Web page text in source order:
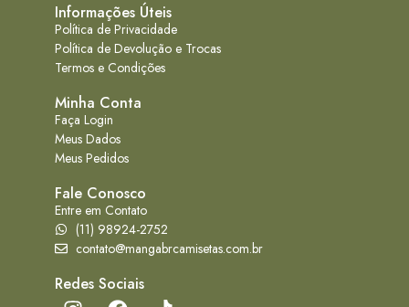
Informações Úteis
Política de Privacidade
Política de Devolução e Trocas
Termos e Condições
Minha Conta
Faça Login
Meus Dados
Meus Pedidos
Fale Conosco
Entre em Contato
(11) 98924-2752
contato@mangabrcamisetas.com.br
Redes Sociais